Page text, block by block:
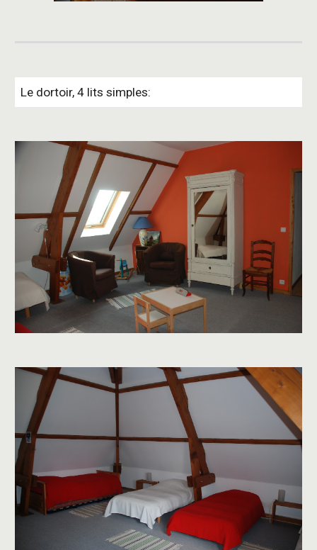
Le dortoir, 4 lits simples: